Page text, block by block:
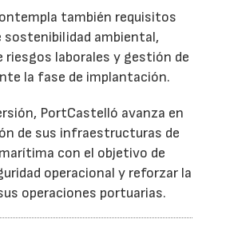
también requisitos
sostenibilidad ambiental,
riesgos laborales y gestión de
la fase de implantación.
PortCastelló avanza en
de sus infraestructuras de
con el objetivo de
operacional y reforzar la
operaciones portuarias.